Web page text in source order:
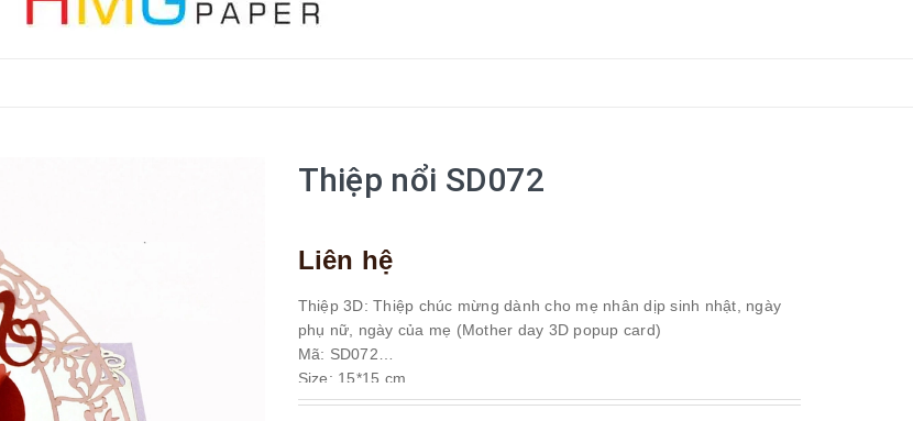
Thiệp nổi SD072
Liên hệ
Thiệp 3D: Thiệp chúc mừng dành cho mẹ nhân dịp sinh nhật, ngày
phụ nữ, ngày của mẹ (Mother day 3D popup card)
Mã: SD072
Size: 15*15 cm